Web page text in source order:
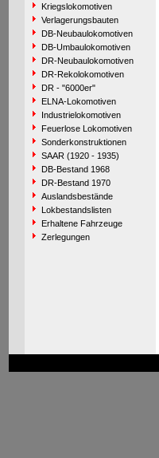
Kriegslokomotiven
Verlagerungsbauten
DB-Neubaulokomotiven
DB-Umbaulokomotiven
DR-Neubaulokomotiven
DR-Rekolokomotiven
DR - "6000er"
ELNA-Lokomotiven
Industrielokomotiven
Feuerlose Lokomotiven
Sonderkonstruktionen
SAAR (1920 - 1935)
DB-Bestand 1968
DR-Bestand 1970
Auslandsbestände
Lokbestandslisten
Erhaltene Fahrzeuge
Zerlegungen